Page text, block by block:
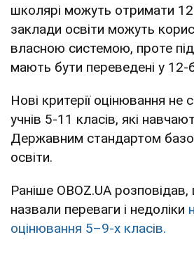
школярі можуть отримати
заклади освіти можуть
власною системою, проте
мають бути переведені у 12-
Нові критерії оцінювання не
учнів 5-11 класів, які
Державним стандартом
освіти.
Раніше OBOZ.UA розповідав,
назвали переваги і недоліки
оцінювання 5–9-х класів.